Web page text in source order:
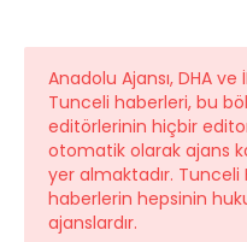
Anadolu Ajansı, DHA
Tunceli haberleri, bu
editörlerinin hiçbir
otomatik olarak ajans
yer almaktadır. Tunceli
haberlerin hepsinin
ajanslardır.